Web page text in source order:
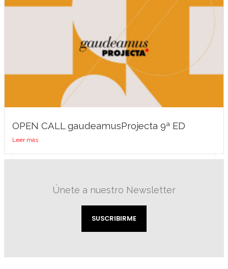
OPEN CALL gaudeamusProjecta 9ª ED
Leer más
Únete a nuestro Newsletter
SUSCRIBIRME